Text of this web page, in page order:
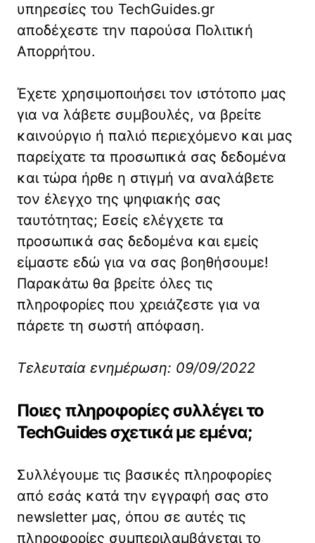
υπηρεσίες του TechGuides.gr
αποδέχεστε την παρούσα Πολιτική
Απορρήτου.
Έχετε χρησιμοποιήσει τον ιστότοπο μας
για να λάβετε συμβουλές, να βρείτε
καινούργιο ή παλιό περιεχόμενο και μας
παρείχατε τα προσωπικά σας δεδομένα
και τώρα ήρθε η στιγμή να αναλάβετε
τον έλεγχο της ψηφιακής σας
ταυτότητας; Εσείς ελέγχετε τα
προσωπικά σας δεδομένα και εμείς
είμαστε εδώ για να σας βοηθήσουμε!
Παρακάτω θα βρείτε όλες τις
πληροφορίες που χρειάζεστε για να
πάρετε τη σωστή απόφαση.
Τελευταία ενημέρωση: 09/09/2022
Ποιες πληροφορίες συλλέγει το
TechGuides σχετικά με εμένα;
Συλλέγουμε τις βασικές πληροφορίες
από εσάς κατά την εγγραφή σας στο
newsletter μας, όπου σε αυτές τις
πληροφορίες συμπεριλαμβάνεται το